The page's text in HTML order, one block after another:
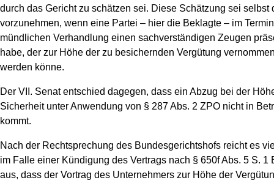
durch das Gericht zu schätzen sei. Diese Schätzung sei selbst
vorzunehmen, wenn eine Partei – hier die Beklagte – im
mündlichen Verhandlung einen sachverständigen Zeugen
habe, der zur Höhe der zu besichernden Vergütung
werden könne.
Der VII. Senat entschied dagegen, dass ein Abzug bei der
Sicherheit unter Anwendung von § 287 Abs. 2 ZPO nicht in
kommt.
Nach der Rechtsprechung des Bundesgerichtshofs reicht es
im Falle einer Kündigung des Vertrags nach § 650f Abs. 5 S. 1
aus, dass der Vortrag des Unternehmers zur Höhe der